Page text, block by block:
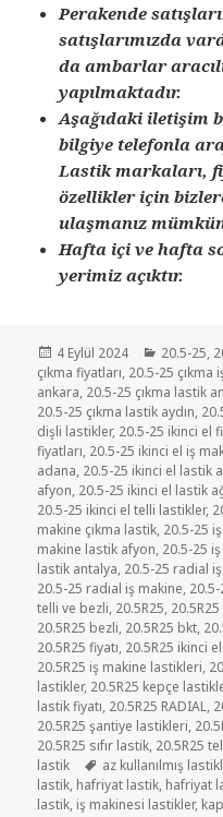
Perakende
satışlarımızda
da ambarlar
yapılmaktadır.
Aşağıdaki iletişim
bilgiye telefonla
Lastik markaları,
özellikler için
ulaşmanız
Hafta içi ve hafta
yerimiz açıktır.
Yayın
tarihi
4 Eylül 2024 20.5-25,
çıkma fiyatları, 20.5-25 çıkma
ankara, 20.5-25 çıkma lastik
20.5-25 çıkma lastik aydın,
dişli lastikler, 20.5-25 ikinci el
fiyatları, 20.5-25 ikinci el iş
adana, 20.5-25 ikinci el lastik
afyon, 20.5-25 ikinci el lastik
20.5-25 ikinci el telli lastikler,
makine çıkma lastik, 20.5-25
makine lastik afyon, 20.5-25
lastik antalya, 20.5-25 radial
20.5-25 radıal iş makine,
telli ve bezli, 20.5R25, 20.5R25
20.5R25 bezli, 20.5R25 bkt,
20.5R25 fiyatı, 20.5R25 ikinci
20.5R25 iş makine lastikleri,
lastikler, 20.5R25 kepçe
lastik fiyatı, 20.5R25 RADIAL,
20.5R25 şantiye lastikleri,
20.5R25 sıfır lastik, 20.5R25
lastik
Etiketler
az kullanılmış
lastik, hafriyat lastik, hafriyat
lastik, iş makinesi lastikler,